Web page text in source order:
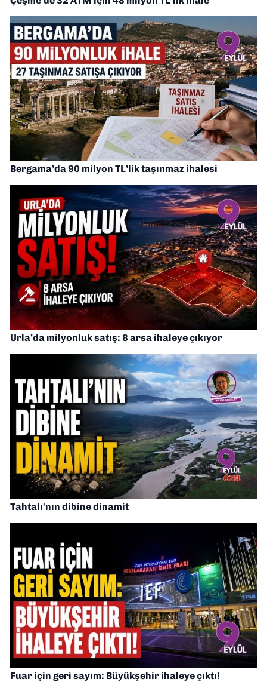
Bergama’da 90 milyon TL’lik taşınmaz ihalesi
Urla’da milyonluk satış: 8 arsa ihaleye çıkıyor
Tahtalı'nın dibine dinamit
Fuar için geri sayım: Büyükşehir ihaleye çıktı!